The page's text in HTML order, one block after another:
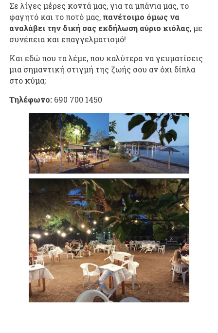
Σε λίγες μέρες κοντά μας, για τα μπάνια μας, το
φαγητό και το ποτό μας, πανέτοιμο όμως να
αναλάβει την δική σας εκδήλωση αύριο κιόλας, με
συνέπεια και επαγγελματισμό!
Και εδώ που τα λέμε, που καλύτερα να γευματίσεις
μια σημαντική στιγμή της ζωής σου αν όχι δίπλα
στο κύμα;
Τηλέφωνο: 690 700 1450